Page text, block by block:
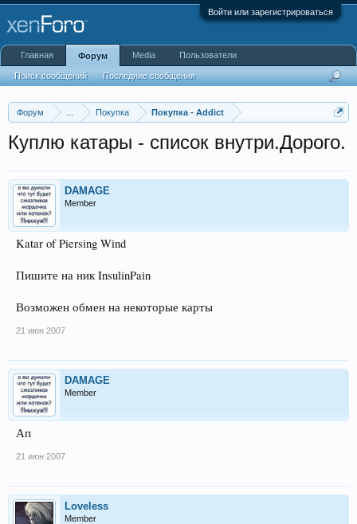
Войти или зарегистрироваться
Форум Покупка Покупка - Addict
Куплю катары - список внутри.Дорого.
DAMAGE
Member
Katar of Piersing Wind
Пишите на ник InsulinPain
Возможен обмен на некоторые карты
21 июн 2007
DAMAGE
Member
Ап
21 июн 2007
Loveless
Member
Главная Форум
Поиск сообщений Последние сообщения
Media Пользователи